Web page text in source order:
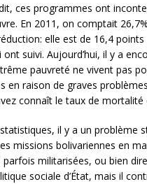
ces programmes ont
En 2011, on comptait
elle est de 16,4
suivi. Aujourd’hui, il y a
pauvreté ne vivent pas
en raison de graves
connaît le taux de
il y a un problème
missions bolivariennes en
militarisées, ou bien
sociale d’État, mais il